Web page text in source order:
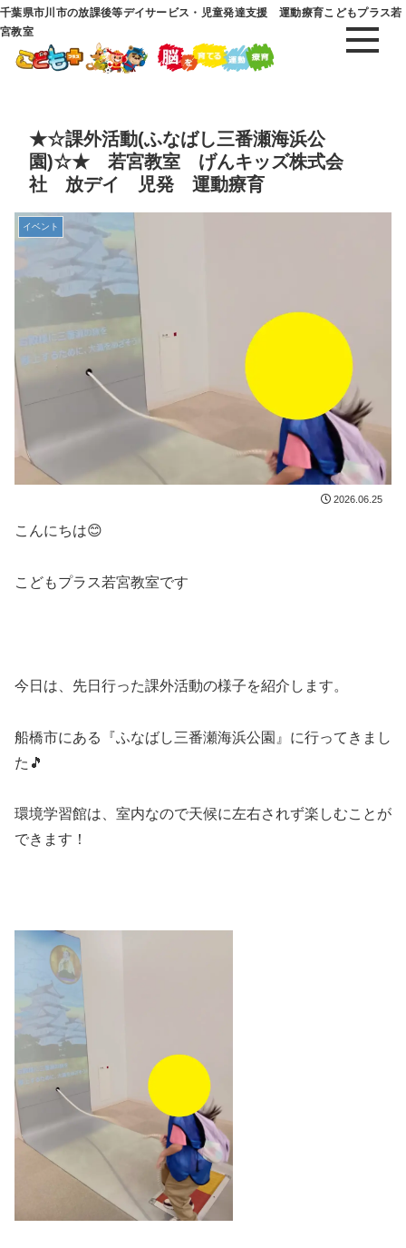
千葉県市川市の放課後等デイサービス・児童発達支援 運動療育こどもプラス若
宮教室
★☆課外活動(ふなばし三番瀬海浜公
園)☆★ 若宮教室 げんキッズ株式会
社 放デイ 児発 運動療育
イベント
2026.06.25
こんにちは😊
こどもプラス若宮教室です
今日は、先日行った課外活動の様子を紹介します。
船橋市にある『ふなばし三番瀬海浜公園』に行ってきまし
た🎵
環境学習館は、室内なので天候に左右されず楽しむことが
できます！